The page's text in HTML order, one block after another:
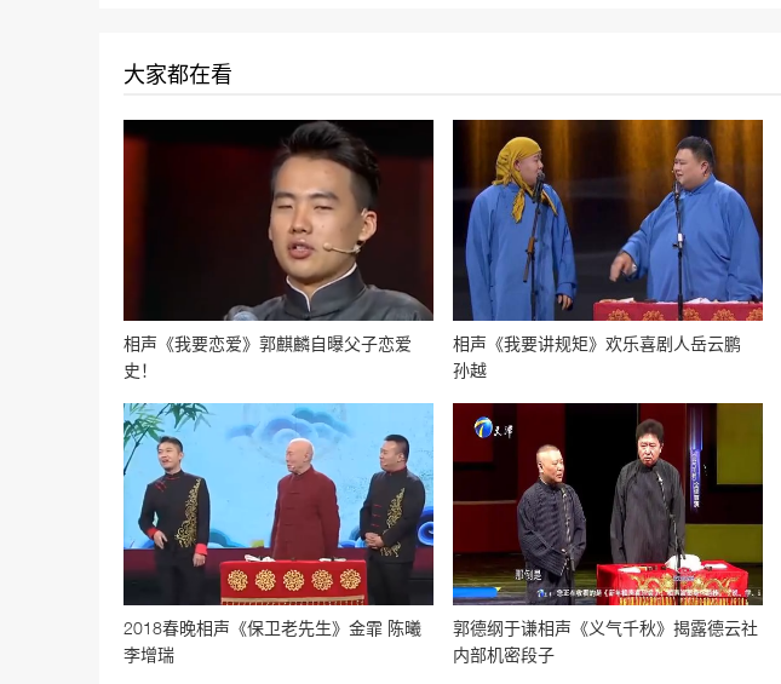
大家都在看
相声《我要恋爱》郭麒麟自曝父子恋爱
史！
相声《我要讲规矩》欢乐喜剧人岳云鹏
孙越
2018春晚相声《保卫老先生》金霏 陈曦
李增瑞
郭德纲于谦相声《义气千秋》揭露德云社
内部机密段子